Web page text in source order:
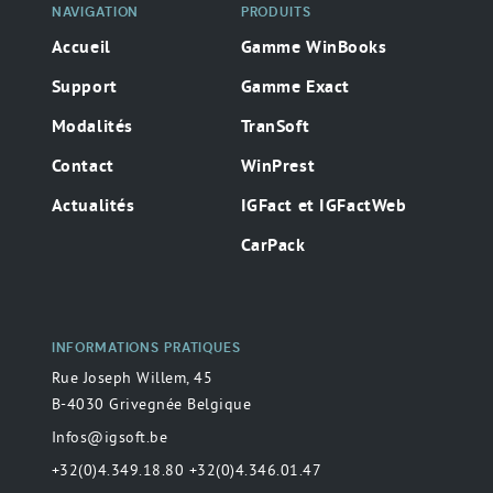
NAVIGATION
Accueil
Support
Modalités
Contact
Actualités
PRODUITS
Gamme WinBooks
Gamme Exact
TranSoft
WinPrest
IGFact et IGFactWeb
CarPack
INFORMATIONS PRATIQUES
Rue Joseph Willem, 45
B-4030 Grivegnée Belgique
Infos@igsoft.be
+32(0)4.349.18.80 +32(0)4.346.01.47